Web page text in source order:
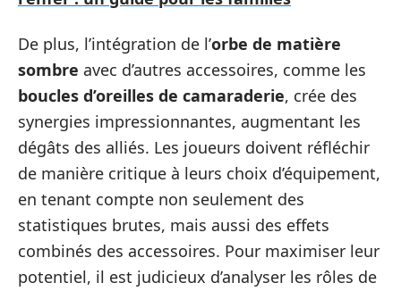
De plus, l’intégration de l’orbe de matière
sombre avec d’autres accessoires, comme les
boucles d’oreilles de camaraderie, crée des
synergies impressionnantes, augmentant les
dégâts des alliés. Les joueurs doivent réfléchir
de manière critique à leurs choix d’équipement,
en tenant compte non seulement des
statistiques brutes, mais aussi des effets
combinés des accessoires. Pour maximiser leur
potentiel, il est judicieux d’analyser les rôles de